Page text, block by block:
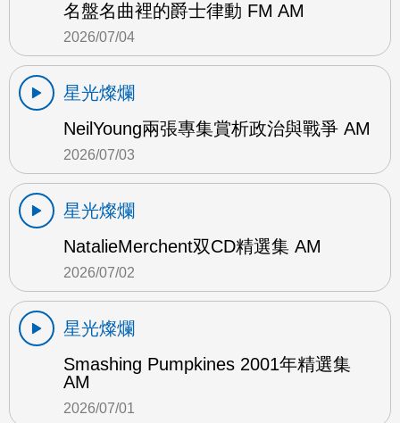
名盤名曲裡的爵士律動 FM AM
2026/07/04
星光燦爛
NeilYoung兩張專集賞析政治與戰爭 AM
2026/07/03
星光燦爛
NatalieMerchent双CD精選集 AM
2026/07/02
星光燦爛
Smashing Pumpkines 2001年精選集
AM
2026/07/01